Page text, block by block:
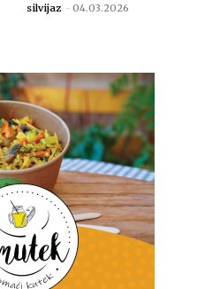
silvijaz - 04.03.2026